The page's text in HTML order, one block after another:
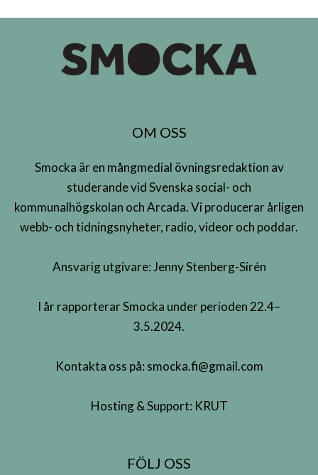
OM OSS
Smocka är en mångmedial övningsredaktion av
studerande vid Svenska social- och
kommunalhögskolan och Arcada. Vi producerar årligen
webb- och tidningsnyheter, radio, videor och poddar.
Ansvarig utgivare: Jenny Stenberg-Sirén
I år rapporterar Smocka under perioden 22.4–
3.5.2024.
Kontakta oss på: smocka.fi@gmail.com
Hosting & Support: KRUT
FÖLJ OSS